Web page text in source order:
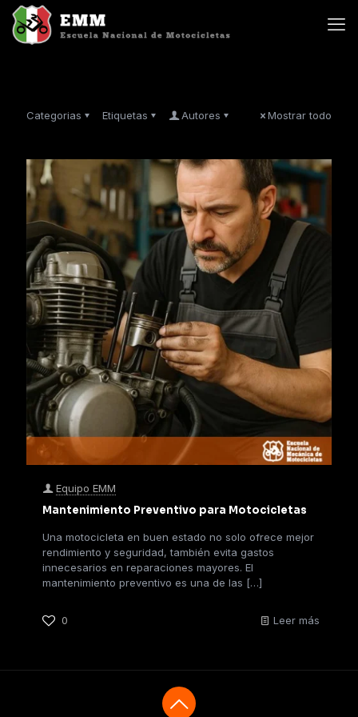
Categorias Etiquetas Autores Mostrar todo
Equipo EMM
Mantenimiento Preventivo para Motocicletas
Una motocicleta en buen estado no solo ofrece mejor
rendimiento y seguridad, también evita gastos
innecesarios en reparaciones mayores. El
mantenimiento preventivo es una de las […]
0 Leer más